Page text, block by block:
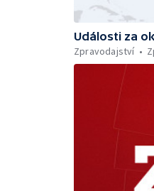
Události za
Zpravodajství